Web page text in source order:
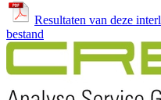
Resultaten van deze
bestand